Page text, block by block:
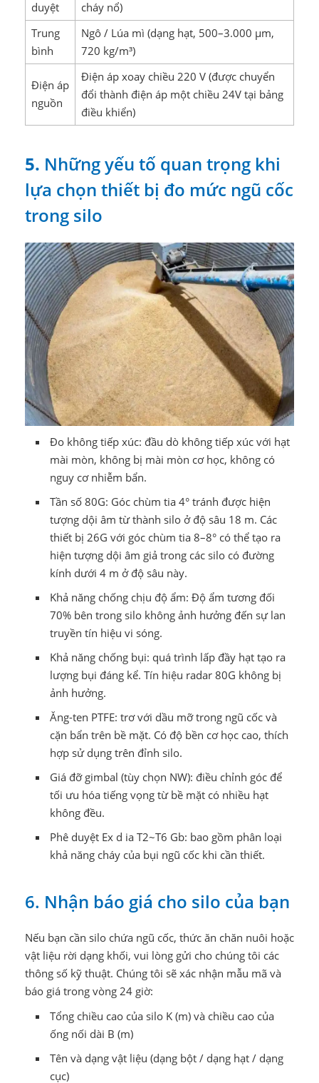
duyệt
cháy nổ)
Trung
bình
Ngô / Lúa mì (dạng hạt, 500–3.000 μm,
720 kg/m³)
Điện áp
nguồn
Điện áp xoay chiều 220 V (được chuyển
đổi thành điện áp một chiều 24V tại bảng
điều khiển)
5. Những yếu tố quan trọng khi
lựa chọn thiết bị đo mức ngũ cốc
trong silo
Đo không tiếp xúc: đầu dò không tiếp xúc với hạt
mài mòn, không bị mài mòn cơ học, không có
nguy cơ nhiễm bẩn.
Tần số 80G: Góc chùm tia 4° tránh được hiện
tượng dội âm từ thành silo ở độ sâu 18 m. Các
thiết bị 26G với góc chùm tia 8–8° có thể tạo ra
hiện tượng dội âm giả trong các silo có đường
kính dưới 4 m ở độ sâu này.
Khả năng chống chịu độ ẩm: Độ ẩm tương đối
70% bên trong silo không ảnh hưởng đến sự lan
truyền tín hiệu vi sóng.
Khả năng chống bụi: quá trình lấp đầy hạt tạo ra
lượng bụi đáng kể. Tín hiệu radar 80G không bị
ảnh hưởng.
Ăng-ten PTFE: trơ với dầu mỡ trong ngũ cốc và
cặn bẩn trên bề mặt. Có độ bền cơ học cao, thích
hợp sử dụng trên đỉnh silo.
Giá đỡ gimbal (tùy chọn NW): điều chỉnh góc để
tối ưu hóa tiếng vọng từ bề mặt có nhiều hạt
không đều.
Phê duyệt Ex d ia T2~T6 Gb: bao gồm phân loại
khả năng cháy của bụi ngũ cốc khi cần thiết.
6. Nhận báo giá cho silo của bạn
Nếu bạn cần silo chứa ngũ cốc, thức ăn chăn nuôi hoặc
vật liệu rời dạng khối, vui lòng gửi cho chúng tôi các
thông số kỹ thuật. Chúng tôi sẽ xác nhận mẫu mã và
báo giá trong vòng 24 giờ:
Tổng chiều cao của silo K (m) và chiều cao của
ống nối dài B (m)
Tên và dạng vật liệu (dạng bột / dạng hạt / dạng
cục)